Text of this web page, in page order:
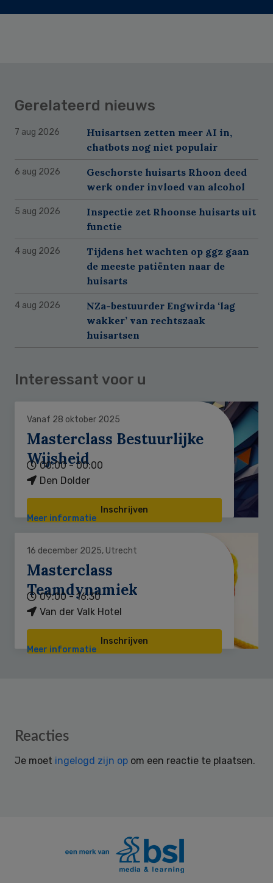
Gerelateerd nieuws
7 aug 2026
Huisartsen zetten meer AI in,
chatbots nog niet populair
6 aug 2026
Geschorste huisarts Rhoon deed
werk onder invloed van alcohol
5 aug 2026
Inspectie zet Rhoonse huisarts uit
functie
4 aug 2026
Tijdens het wachten op ggz gaan
de meeste patiënten naar de
huisarts
4 aug 2026
NZa-bestuurder Engwirda ‘lag
wakker’ van rechtszaak
huisartsen
Interessant voor u
Vanaf 28 oktober 2025
Masterclass Bestuurlijke
Wijsheid
00:00 - 00:00
Den Dolder
Inschrijven
Meer informatie
16 december 2025, Utrecht
Masterclass
Teamdynamiek
09:00 - 16:30
Van der Valk Hotel
Inschrijven
Meer informatie
Reader
Reacties
Je moet ingelogd zijn op om een reactie te plaatsen.